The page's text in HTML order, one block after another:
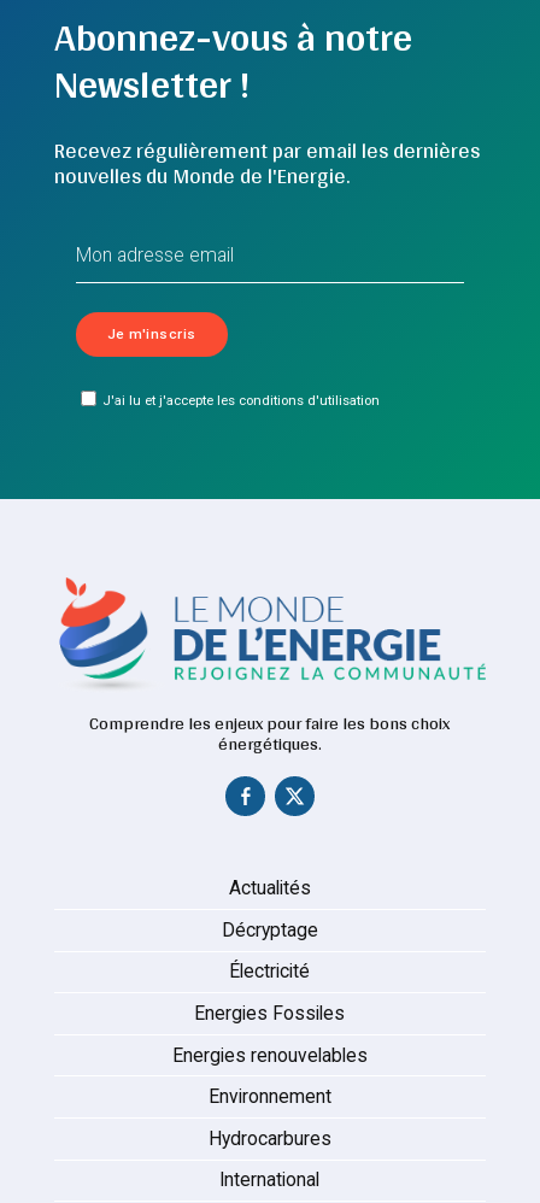
Abonnez-vous à notre
Newsletter !
Recevez régulièrement par email les dernières
nouvelles du Monde de l'Energie.
J'ai lu et j'accepte les conditions d'utilisation
Comprendre les enjeux pour faire les bons choix
énergétiques.
Actualités
Décryptage
Électricité
Energies Fossiles
Energies renouvelables
Environnement
Hydrocarbures
International